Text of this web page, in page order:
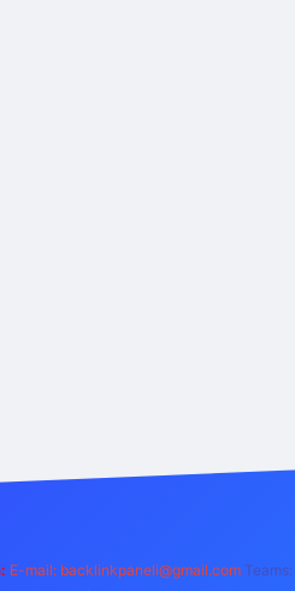
E-mail: backlinkpaneli@gmail.com Teams: